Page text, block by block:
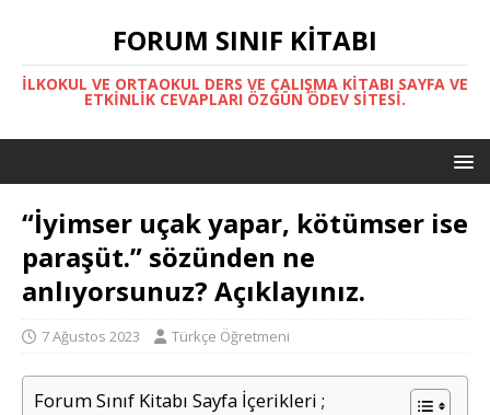
FORUM SINIF KITABI
İLKOKUL VE ORTAOKUL DERS VE ÇALIŞMA KITABI SAYFA VE
ETKINLIK CEVAPLARI ÖZGÜN ÖDEV SITESI.
“İyimser uçak yapar, kötümser ise
paraşüt.” sözünden ne
anlıyorsunuz? Açıklayınız.
7 Ağustos 2023 Türkçe Öğretmeni
Forum Sınıf Kitabı Sayfa İçerikleri ;